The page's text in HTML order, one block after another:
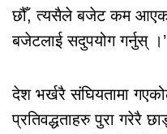
छौँ, त्यसैले बजेट कम
बजेटलाई सदुपयोग गर्नुस् ।’
देश भर्खरै संघियतामा
प्रतिवद्धताहरु पुरा गरेरै